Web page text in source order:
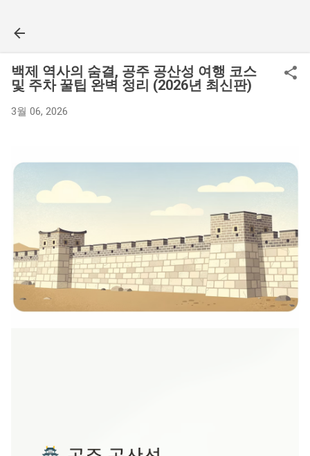
백제 역사의 숨결, 공주 공산성 여행 코스
및 주차 꿀팁 완벽 정리 (2026년 최신판)
3월 06, 2026